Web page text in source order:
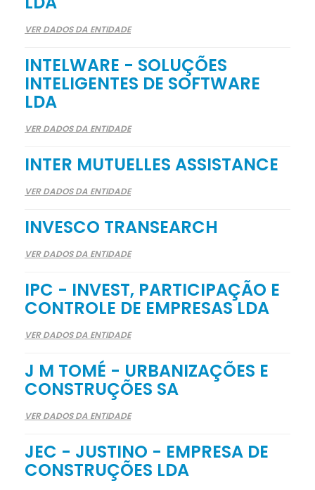
VER DADOS DA ENTIDADE
INTELWARE - SOLUÇÕES
INTELIGENTES DE SOFTWARE
LDA
VER DADOS DA ENTIDADE
INTER MUTUELLES ASSISTANCE
VER DADOS DA ENTIDADE
INVESCO TRANSEARCH
VER DADOS DA ENTIDADE
IPC - INVEST, PARTICIPAÇÃO E
CONTROLE DE EMPRESAS LDA
VER DADOS DA ENTIDADE
J M TOMÉ - URBANIZAÇÕES E
CONSTRUÇÕES SA
VER DADOS DA ENTIDADE
JEC - JUSTINO - EMPRESA DE
CONSTRUÇÕES LDA